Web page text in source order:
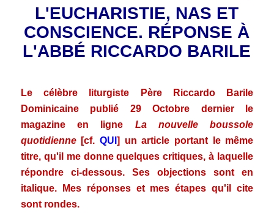
L'EUCHARISTIE, NAS ET
CONSCIENCE. RÉPONSE À
L'ABBÉ RICCARDO BARILE
Le célèbre liturgiste Père Riccardo Barile
Dominicaine publié 29 Octobre dernier le
magazine en ligne La nouvelle boussole
quotidienne[cf. QUI ] un article portant le même
titre, qu'il me donne quelques critiques, à laquelle
répondre ci-dessous. Ses objections sont en
italique. Mes réponses et mes étapes qu'il cite
sont rondes.